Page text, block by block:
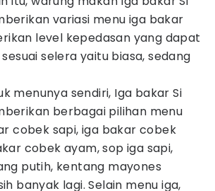
variasi menu iga bakar
level kepedasan yang dapat
selera yaitu biasa, sedang
menunya sendiri, Iga bakar Si
berbagai pilihan menu
cobek sapi, iga bakar cobek
cobek ayam, sop iga sapi,
putih, kentang mayones
banyak lagi. Selain menu iga,